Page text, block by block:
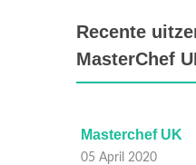
Recente
MasterChef
Masterchef UK
05 April 2020